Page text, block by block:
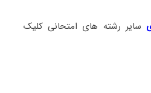
سایر رشته های امتحانی کلیک